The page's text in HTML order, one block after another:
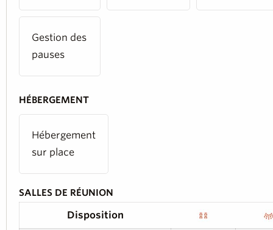
Gestion des
pauses
HÉBERGEMENT
Hébergement
sur place
SALLES DE RÉUNION
Disposition